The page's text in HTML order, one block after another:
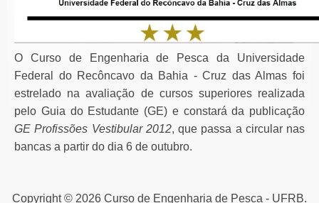
O Curso de Engenharia de Pesca da Universidade
Federal do Recôncavo da Bahia - Cruz das Almas foi
estrelado na avaliação de cursos superiores realizada
pelo Guia do Estudante (GE) e constará da publicação
GE Profissões Vestibular 2012, que passa a circular nas
bancas a partir do dia 6 de outubro.
Copyright © 2026 Curso de Engenharia de Pesca - UFRB.